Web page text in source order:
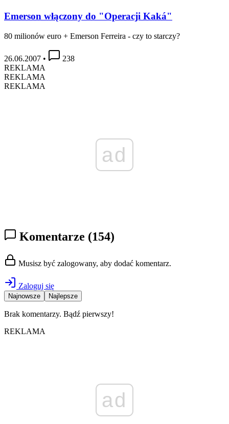
Emerson włączony do "Operacji Kaká"
80 milionów euro + Emerson Ferreira - czy to starczy?
26.06.2007 •
238
REKLAMA
REKLAMA
REKLAMA
ad
Komentarze (154)
Musisz być zalogowany, aby dodać komentarz.
Zaloguj się
Najnowsze Najlepsze
Brak komentarzy. Bądź pierwszy!
REKLAMA
ad